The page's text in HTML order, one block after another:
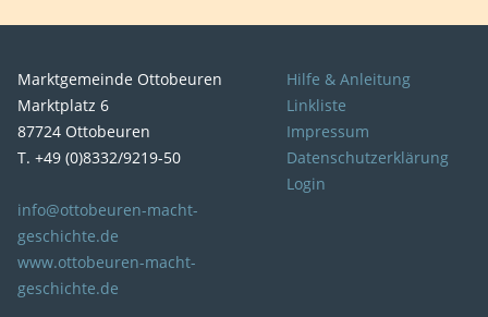
Marktgemeinde Ottobeuren
Marktplatz 6
87724 Ottobeuren
T. +49 (0)8332/9219-50
info@ottobeuren-macht-
geschichte.de
www.ottobeuren-macht-
geschichte.de
Hilfe & Anleitung
Linkliste
Impressum
Datenschutzerklärung
Login